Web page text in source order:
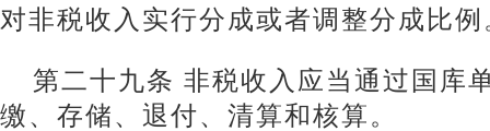
对非税收入实行分成或者调整分成比例
第二十九条 非税收入应当通过国库
缴、存储、退付、清算和核算。